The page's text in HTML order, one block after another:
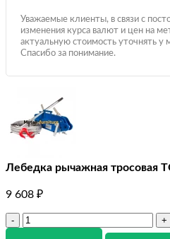
Уважаемые клиенты, в связи с
изменения курса валют и цен на
актуальную стоимость уточнять у
Спасибо за понимание.
Лебедка рычажная тросовая
9 608 ₽
Количество